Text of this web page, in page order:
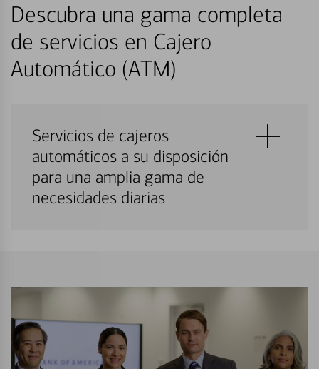
Descubra una gama completa
de servicios en Cajero
Automático (ATM)
Servicios de cajeros
automáticos a su disposición
para una amplia gama de
necesidades diarias